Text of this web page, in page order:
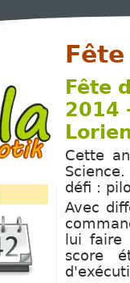
Fête
2014
Cette
défi :
Avec
lui faire
score